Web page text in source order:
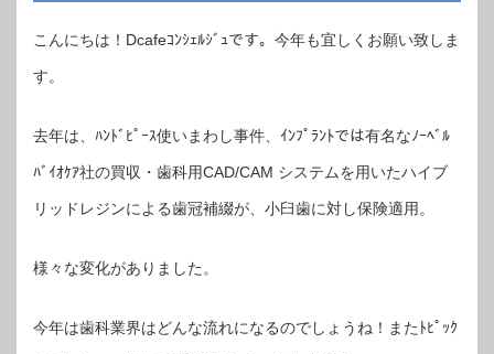
こんにちは！Dcafeｺﾝｼｪﾙｼﾞｭです。今年も宜しくお願い致しま
す。
去年は、ﾊﾝﾄﾞﾋﾟｰｽ使いまわし事件、ｲﾝﾌﾟﾗﾝﾄでは有名なﾉｰﾍﾞﾙ
ﾊﾞｲｵｹｱ社の買収・歯科用CAD/CAM システムを用いたハイブ
リッドレジンによる歯冠補綴が、小臼歯に対し保険適用。
様々な変化がありました。
今年は歯科業界はどんな流れになるのでしょうね！またﾄﾋﾟｯｸ